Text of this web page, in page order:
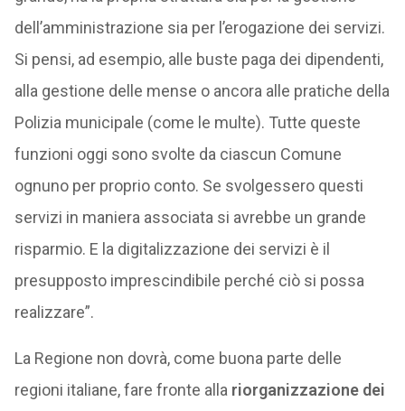
dell’amministrazione sia per l’erogazione dei servizi.
Si pensi, ad esempio, alle buste paga dei dipendenti,
alla gestione delle mense o ancora alle pratiche della
Polizia municipale (come le multe). Tutte queste
funzioni oggi sono svolte da ciascun Comune
ognuno per proprio conto. Se svolgessero questi
servizi in maniera associata si avrebbe un grande
risparmio. E la digitalizzazione dei servizi è il
presupposto imprescindibile perché ciò si possa
realizzare”.
La Regione non dovrà, come buona parte delle
regioni italiane, fare fronte alla riorganizzazione dei